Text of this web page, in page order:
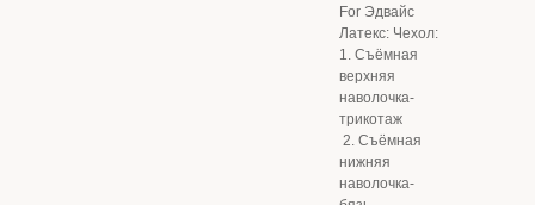
For Эдвайс
Латекс: Чехол:
1. Съёмная
верхняя
наволочка-
трикотаж
2. Съёмная
нижняя
наволочка-